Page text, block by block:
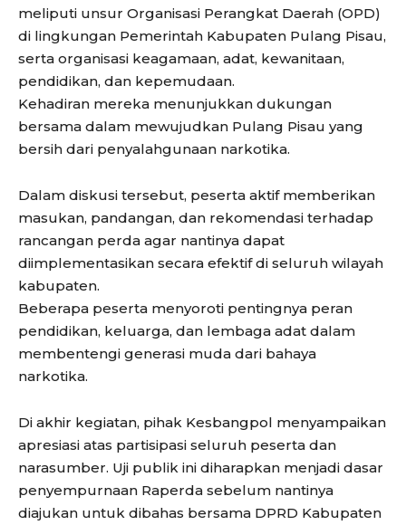
meliputi unsur Organisasi Perangkat Daerah (OPD)
di lingkungan Pemerintah Kabupaten Pulang Pisau,
serta organisasi keagamaan, adat, kewanitaan,
pendidikan, dan kepemudaan.
Kehadiran mereka menunjukkan dukungan
bersama dalam mewujudkan Pulang Pisau yang
bersih dari penyalahgunaan narkotika.
Dalam diskusi tersebut, peserta aktif memberikan
masukan, pandangan, dan rekomendasi terhadap
rancangan perda agar nantinya dapat
diimplementasikan secara efektif di seluruh wilayah
kabupaten.
Beberapa peserta menyoroti pentingnya peran
pendidikan, keluarga, dan lembaga adat dalam
membentengi generasi muda dari bahaya
narkotika.
Di akhir kegiatan, pihak Kesbangpol menyampaikan
apresiasi atas partisipasi seluruh peserta dan
narasumber. Uji publik ini diharapkan menjadi dasar
penyempurnaan Raperda sebelum nantinya
diajukan untuk dibahas bersama DPRD Kabupaten